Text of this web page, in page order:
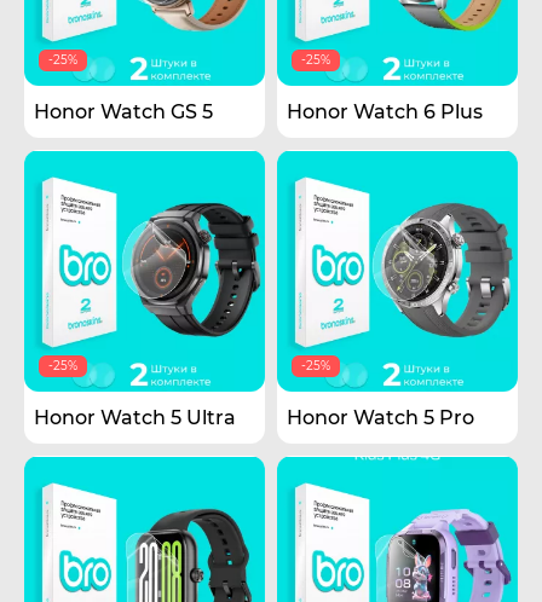
-25%
Honor Watch GS 5
-25%
Honor Watch 6 Plus
-25%
Honor Watch 5 Ultra
-25%
Honor Watch 5 Pro